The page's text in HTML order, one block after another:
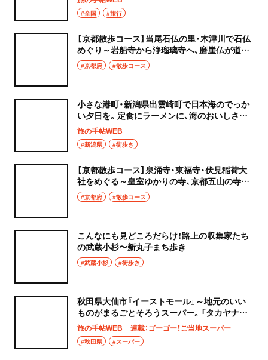
#全国 #旅行
【京都散歩コース】当尾石仏の里・木津川で石仏
めぐり～岩船寺から浄瑠璃寺へ、磨崖仏が道案
内します！
#京都府 #散歩コース
小さな港町・新潟県出雲崎町で日本海のでっか
い夕日を。定食にラーメンに、海のおいしさが
きらり
旅の手帖WEB
#新潟県 #街歩き
【京都散歩コース】泉涌寺・東福寺・伏見稲荷大
社をめぐる～皇室ゆかりの寺、京都五山の寺、
そして秀吉ゆかりの古社へ
#京都府 #散歩コース
こんなにも見どころだらけ！路上の収集家たち
の武蔵小杉〜新丸子まち歩き
#武蔵小杉 #街歩き
秋田県大仙市『イーストモール』～地元のいい
ものがまるごとそろうスーパー。「タカヤナギ」
の甘～い誘惑～
旅の手帖WEB 連載：ゴーゴー！ご当地スーパー
#秋田県 #スーパー